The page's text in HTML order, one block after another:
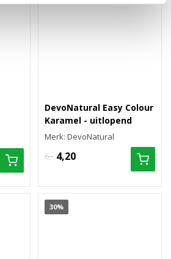
DevoNatural Easy Colour
Karamel - uitlopend
Merk: DevoNatural
6,- 4,20
30%